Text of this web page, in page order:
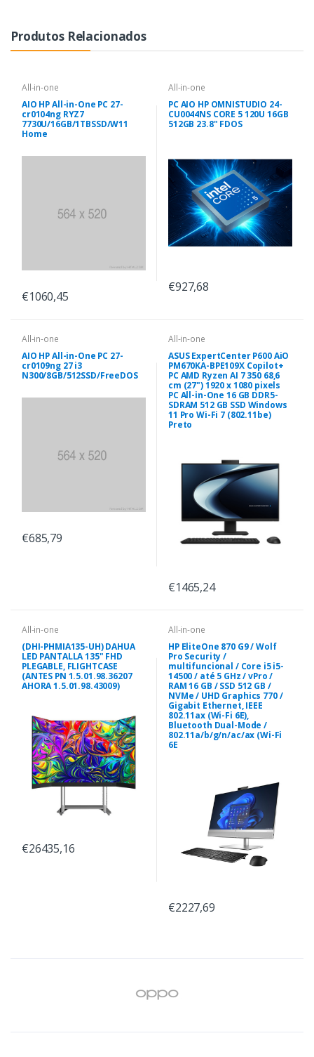
Produtos Relacionados
All-in-one
AIO HP All-in-One PC 27-
cr0104ng RYZ7
7730U/16GB/1TBSSD/W11
Home
€1060,45
All-in-one
PC AIO HP OMNISTUDIO 24-
CU0044NS CORE 5 120U 16GB
512GB 23.8" FDOS
€927,68
All-in-one
AIO HP All-in-One PC 27-
cr0109ng 27 i3
N300/8GB/512SSD/FreeDOS
€685,79
All-in-one
ASUS ExpertCenter P600 AiO
PM670KA-BPE109X Copilot+
PC AMD Ryzen AI 7 350 68,6
cm (27") 1920 x 1080 pixels
PC All-in-One 16 GB DDR5-
SDRAM 512 GB SSD Windows
11 Pro Wi-Fi 7 (802.11be)
Preto
€1465,24
All-in-one
(DHI-PHMIA135-UH) DAHUA
LED PANTALLA 135" FHD
PLEGABLE, FLIGHTCASE
(ANTES PN 1.5.01.98.36207
AHORA 1.5.01.98.43009)
€26435,16
All-in-one
HP EliteOne 870 G9 / Wolf
Pro Security /
multifuncional / Core i5 i5-
14500 / até 5 GHz / vPro /
RAM 16 GB / SSD 512 GB /
NVMe / UHD Graphics 770 /
Gigabit Ethernet, IEEE
802.11ax (Wi-Fi 6E),
Bluetooth Dual-Mode /
802.11a/b/g/n/ac/ax (Wi-Fi
6E
€2227,69